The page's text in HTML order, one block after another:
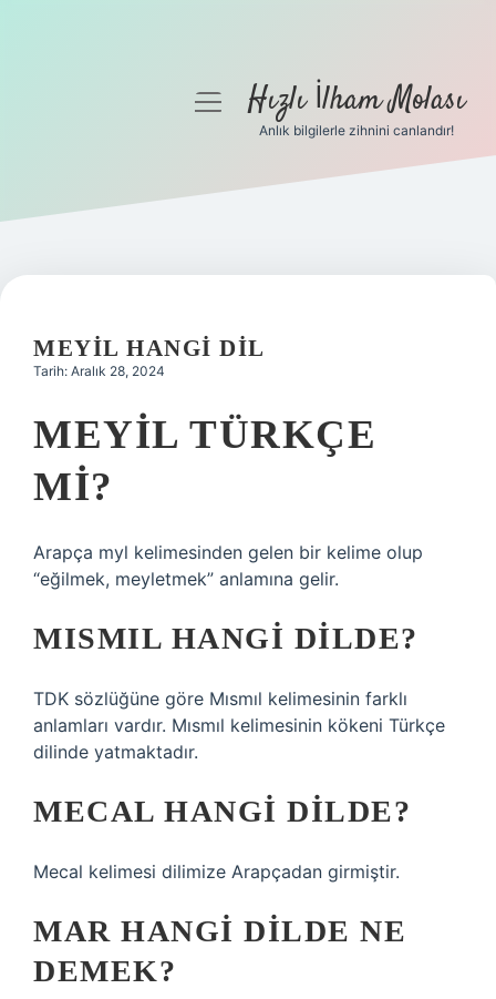
Gizlilik Politikası
Yasal Uyarı
menüyüHızlı İlham Molası
Anlık bilgilerle zihnini canlandır!
MEYIL HANGI DIL
Tarih: Aralık 28, 2024
MEYIL TÜRKÇE
MI?
Arapça myl kelimesinden gelen bir kelime olup
“eğilmek, meyletmek” anlamına gelir.
MISMIL HANGI DILDE?
TDK sözlüğüne göre Mısmıl kelimesinin farklı
anlamları vardır. Mısmıl kelimesinin kökeni Türkçe
dilinde yatmaktadır.
MECAL HANGI DILDE?
Mecal kelimesi dilimize Arapçadan girmiştir.
MAR HANGI DILDE NE
DEMEK?